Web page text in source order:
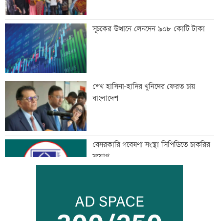
সূচকের উত্থানে লেনদেন ৯০৮ কোটি টাকা
শেখ হাসিনা-হাদির খুনিদের ফেরত চায়
বাংলাদেশ
বেসরকারি গবেষণা সংস্থা সিপিডিতে চাকরির
সুযোগ
আলোচনা খুব ভালো হয়েছে, সবই ইতিবাচক:
ভারতের হাইকমিশনার